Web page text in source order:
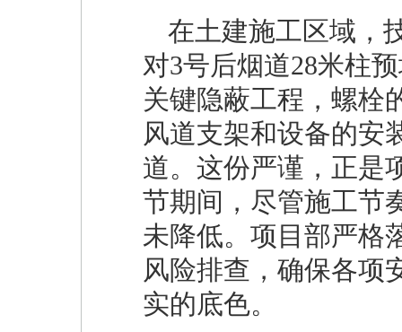
在土建施工区域，
对3号后烟道28米柱
关键隐蔽工程，螺栓
风道支架和设备的安
道。这份严谨，正是
节期间，尽管施工节
未降低。项目部严格
风险排查，确保各项
实的底色。